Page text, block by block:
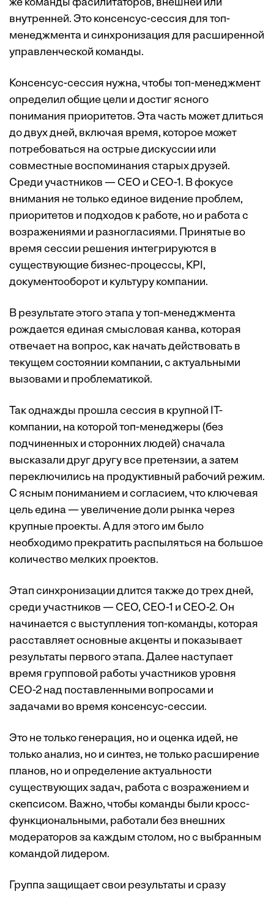
же команды фасилитаторов, внешней или
внутренней. Это консенсус-сессия для топ-
менеджмента и синхронизация для расширенной
управленческой команды.
Консенсус-сессия нужна, чтобы топ-менеджмент
определил общие цели и достиг ясного
понимания приоритетов. Эта часть может длиться
до двух дней, включая время, которое может
потребоваться на острые дискуссии или
совместные воспоминания старых друзей.
Среди участников — СЕО и СЕО-1. В фокусе
внимания не только единое видение проблем,
приоритетов и подходов к работе, но и работа с
возражениями и разногласиями. Принятые во
время сессии решения интегрируются в
существующие бизнес-процессы, KPI,
документооборот и культуру компании.
В результате этого этапа у топ-менеджмента
рождается единая смысловая канва, которая
отвечает на вопрос, как начать действовать в
текущем состоянии компании, с актуальными
вызовами и проблематикой.
Так однажды прошла сессия в крупной IT-
компании, на которой топ-менеджеры (без
подчиненных и сторонних людей) сначала
высказали друг другу все претензии, а затем
переключились на продуктивный рабочий режим.
С ясным пониманием и согласием, что ключевая
цель едина — увеличение доли рынка через
крупные проекты. А для этого им было
необходимо прекратить распыляться на большое
количество мелких проектов.
Этап синхронизации длится также до трех дней,
среди участников — СЕО, СЕО-1 и СЕО-2. Он
начинается с выступления топ-команды, которая
расставляет основные акценты и показывает
результаты первого этапа. Далее наступает
время групповой работы участников уровня
СЕО-2 над поставленными вопросами и
задачами во время консенсус-сессии.
Это не только генерация, но и оценка идей, не
только анализ, но и синтез, не только расширение
планов, но и определение актуальности
существующих задач, работа с возражением и
скепсисом. Важно, чтобы команды были кросс-
функциональными, работали без внешних
модераторов за каждым столом, но с выбранным
командой лидером.
Группа защищает свои результаты и сразу